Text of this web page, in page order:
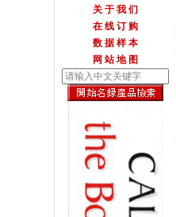
关 于 我 们
在 线 订 购
数 据 样 本
网 站 地 图